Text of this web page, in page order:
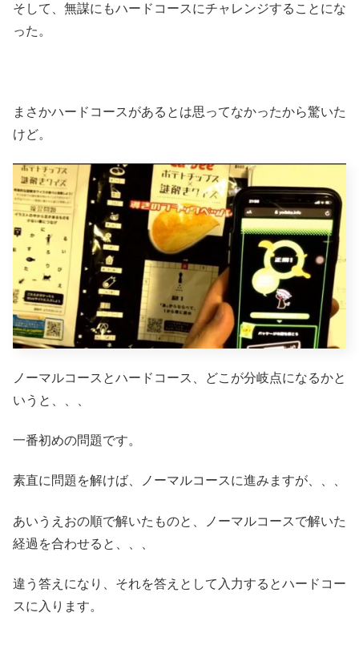
そして、無謀にもハードコースにチャレンジすることにな
った。
まさかハードコースがあるとは思ってなかったから驚いた
けど。
ノーマルコースとハードコース、どこが分岐点になるかと
いうと、、、
一番初めの問題です。
素直に問題を解けば、ノーマルコースに進みますが、、、
あいうえおの順で解いたものと、ノーマルコースで解いた
経過を合わせると、、、
違う答えになり、それを答えとして入力するとハードコー
スに入ります。